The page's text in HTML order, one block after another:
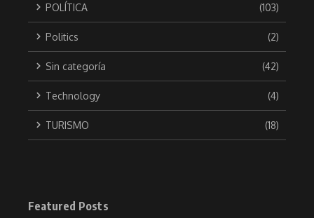
POLÍTICA (103)
Politics (2)
Sin categoría (42)
Technology (4)
TURISMO (18)
Featured Posts